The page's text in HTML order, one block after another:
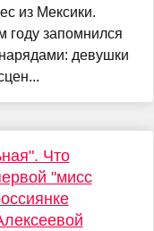
из Мексики.
году запомнился
девушки
Что
"мисс